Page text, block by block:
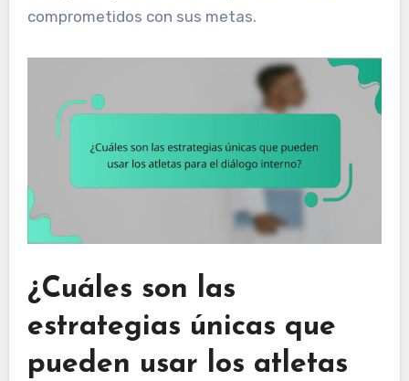
comprometidos con sus metas.
¿Cuáles son las
estrategias únicas que
pueden usar los atletas